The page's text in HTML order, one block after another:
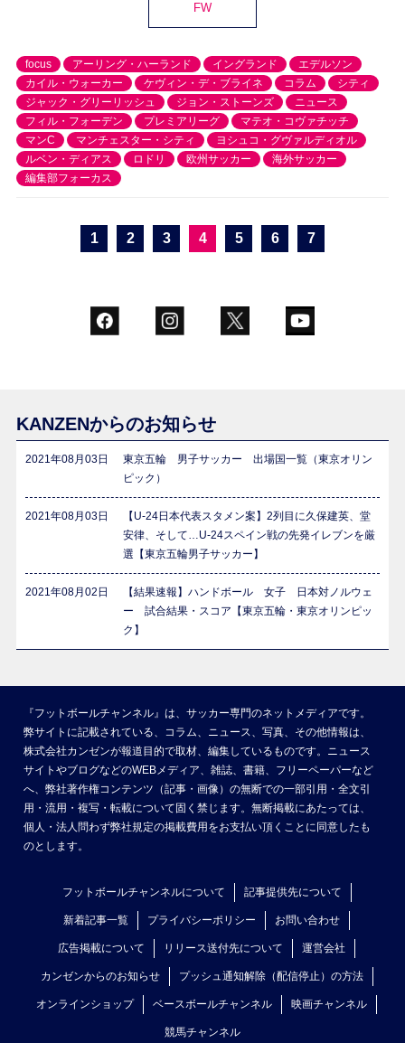
FW
focus アーリング・ハーランド イングランド
エデルソン
カイル・ウォーカー
ケヴィン・デ・ブライネ コラム
シティ
ジャック・グリーリッシュ
ジョン・ストーンズ
ニュース
フィル・フォーデン
プレミアリーグ
マテオ・コヴァチッチ
マンC
マンチェスター・シティ
ヨシュコ・グヴァルディオル
ルベン・ディアス
ロドリ 欧州サッカー
海外サッカー
編集部フォーカス
1 2 3 4 5 6 7
KANZENからのお知らせ
2021年08月03日
東京五輪 男子サッカー 出場国一覧（東京オリン
ピック）
2021年08月03日
【U-24日本代表スタメン案】2列目に久保建英、堂
安律、そして…U-24スペイン戦の先発イレブンを厳
選【東京五輪男子サッカー】
2021年08月02日
【結果速報】ハンドボール 女子 日本対ノルウェ
ー 試合結果・スコア【東京五輪・東京オリンピッ
ク】
『フットボールチャンネル』は、サッカー専門のネットメディアです。
弊サイトに記載されている、コラム、ニュース、写真、その他情報は、
株式会社カンゼンが報道目的で取材、編集しているものです。ニュース
サイトやブログなどのWEBメディア、雑誌、書籍、フリーペーパーなど
へ、弊社著作権コンテンツ（記事・画像）の無断での一部引用・全文引
用・流用・複写・転載について固く禁じます。無断掲載にあたっては、
個人・法人問わず弊社規定の掲載費用をお支払い頂くことに同意したも
のとします。
フットボールチャンネルについて 記事提供先について
新着記事一覧 プライバシーポリシー お問い合わせ
広告掲載について リリース送付先について 運営会社
カンゼンからのお知らせ プッシュ通知解除（配信停止）の方法
オンラインショップ ベースボールチャンネル 映画チャンネル
競馬チャンネル